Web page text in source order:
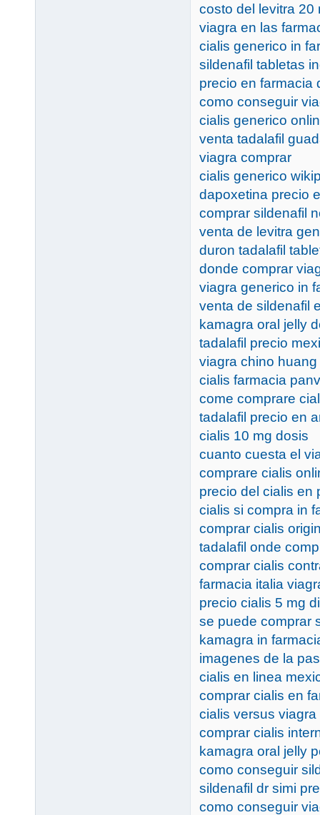
costo del levitra 20
viagra en las
cialis generico in
sildenafil tabletas
precio en farmacia
como conseguir
cialis generico
venta tadalafil
viagra comprar
cialis generico
dapoxetina precio
comprar sildenafil
venta de levitra
duron tadalafil
donde comprar
viagra generico in
venta de sildenafil
kamagra oral jelly
tadalafil precio
viagra chino
cialis farmacia
come comprare
tadalafil precio en
cialis 10 mg dosis
cuanto cuesta el
comprare cialis
precio del cialis en
cialis si compra in
comprar cialis
tadalafil onde comp
comprar cialis
farmacia italia
precio cialis 5 mg
se puede comprar
kamagra in
imagenes de la
cialis en linea
comprar cialis en
cialis versus viagra
comprar cialis
kamagra oral jelly
como conseguir
sildenafil dr simi
como conseguir